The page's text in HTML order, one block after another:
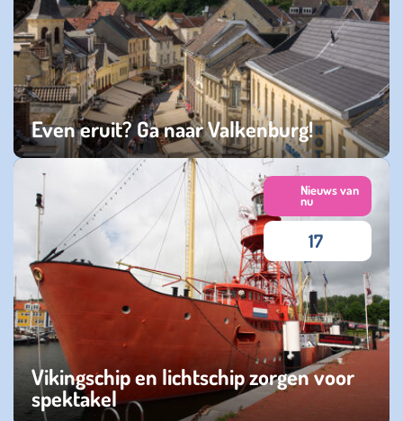
Even eruit? Ga naar Valkenburg!
donderdag 28 augustus 2025
Vikingschip en lichtschip zorgen voor
spektakel
Nieuws van
nu
17